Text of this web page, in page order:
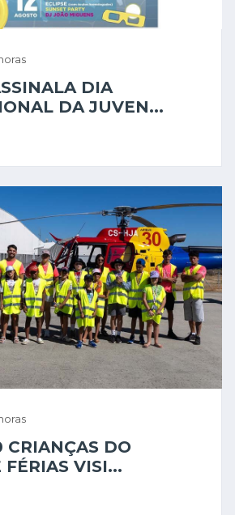
DIA
DA JUVEN...
CRIANÇAS DO
VISI...